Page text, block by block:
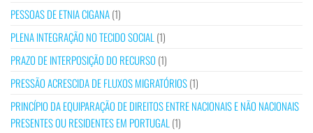
PESSOAS DE ETNIA CIGANA(1)
PLENA INTEGRAÇÃO NO TECIDO SOCIAL(1)
PRAZO DE INTERPOSIÇÃO DO RECURSO (1)
PRESSÃO ACRESCIDA DE FLUXOS MIGRATÓRIOS(1)
PRINCÍPIO DA EQUIPARAÇÃO DE DIREITOS ENTRE NACIONAIS E NÃO NACIONAIS
PRESENTES OU RESIDENTES EM PORTUGAL(1)